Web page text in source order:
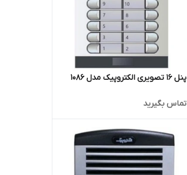
پنل ١۶ تصویری الکتروپیک مدل 1086
تماس بگیرید